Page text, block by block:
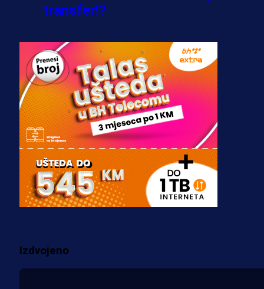
transfer!?
A Selekcija
Zmajevi dobili veliko pojačanje:
Fudbaler Olympiacosa želi obući
dres BiH!
3 sedmica 3 dan
Premijer liga BiH
Misimović priveden: SIPA ga tereti
za pranje novca, pretresaju
prostorije FK Borac!
Više vijesti
Izdvojeno